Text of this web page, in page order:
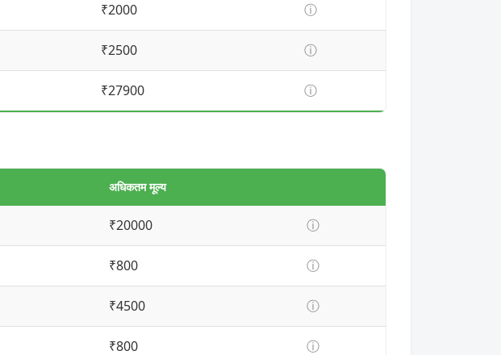
₹2000 ⓘ
₹2500 ⓘ
₹27900 ⓘ
अधिकतम मूल्य
₹20000 ⓘ
₹800 ⓘ
₹4500 ⓘ
₹800 ⓘ